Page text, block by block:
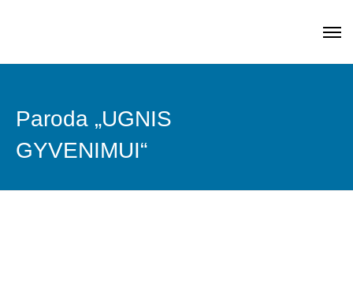
Paroda „UGNIS
GYVENIMUI“